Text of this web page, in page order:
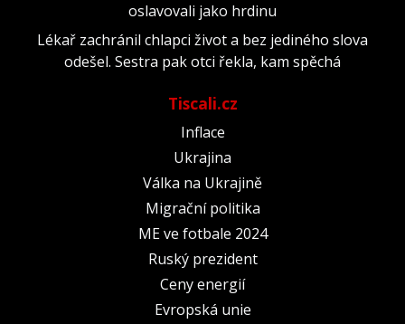
oslavovali jako hrdinu
Lékař zachránil chlapci život a bez jediného slova
odešel. Sestra pak otci řekla, kam spěchá
Tiscali.cz
Inflace
Ukrajina
Válka na Ukrajině
Migrační politika
ME ve fotbale 2024
Ruský prezident
Ceny energií
Evropská unie